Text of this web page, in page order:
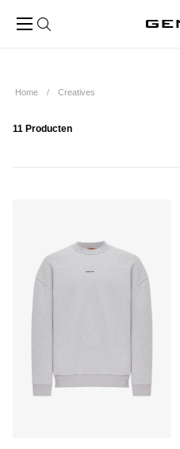
Home Creatives
11 Producten